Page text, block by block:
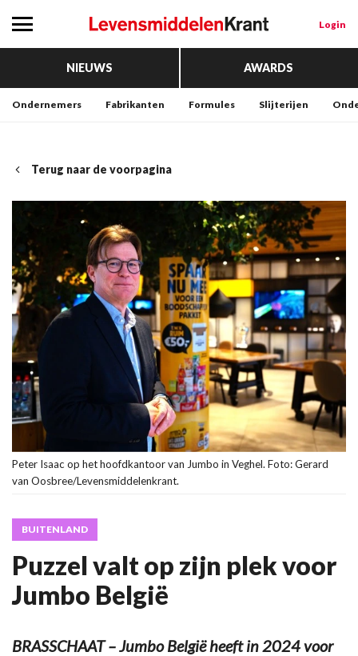
Login
NIEUWS AWARDS
Ondernemers Fabrikanten Formules Slijterijen
Terug naar de voorpagina
Peter Isaac op het hoofdkantoor van Jumbo in Veghel. Foto: Gerard
van Oosbree/Levensmiddelenkrant.
BUITENLAND
Puzzel valt op zijn plek voor
Jumbo België
BRASSCHAAT – Jumbo België heeft in 2024 voor